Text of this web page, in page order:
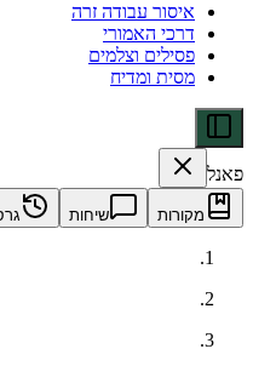
עבודה זרה
האמורי
וצלמים
ומדיח
שיחות גרסאות